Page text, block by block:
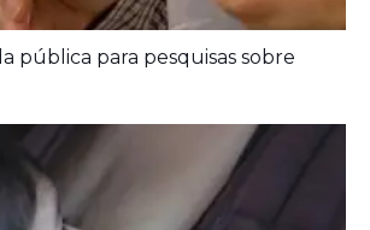
pública para pesquisas sobre